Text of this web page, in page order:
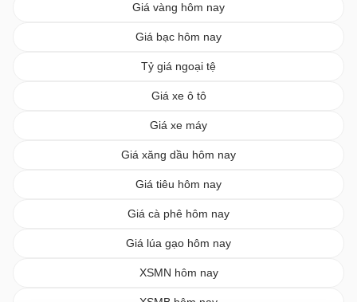
Giá vàng hôm nay
Giá bạc hôm nay
Tỷ giá ngoại tệ
Giá xe ô tô
Giá xe máy
Giá xăng dầu hôm nay
Giá tiêu hôm nay
Giá cà phê hôm nay
Giá lúa gạo hôm nay
XSMN hôm nay